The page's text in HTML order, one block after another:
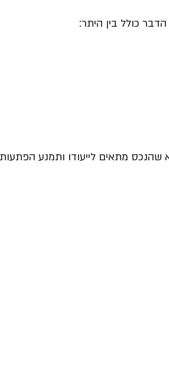
כולל בין היתר:
מתאים לייעודו ותמנע